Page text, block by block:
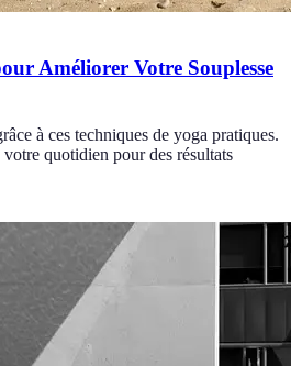
Améliorer Votre Souplesse
à ces techniques de yoga pratiques.
quotidien pour des résultats